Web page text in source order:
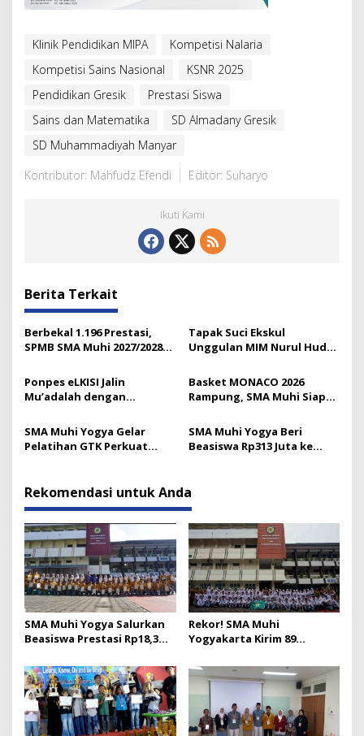
Klinik Pendidikan MIPA
Kompetisi Nalaria
Kompetisi Sains Nasional
KSNR 2025
Pendidikan Gresik
Prestasi Siswa
Sains dan Matematika
SD Almadany Gresik
SD Muhammadiyah Manyar
Kontributor: Mahfudz Efendi
Editor: Suharyo
Ikuti Kami
Berita Terkait
Berbekal 1.196 Prestasi,
SPMB SMA Muhi 2027/2028
Tapak Suci Ekskul
Unggulan MIM Nurul Huda
Ponpes eLKISI Jalin
Mu’adalah dengan
Basket MONACO 2026
Rampung, SMA Muhi Siap
SMA Muhi Yogya Gelar
Pelatihan GTK Perkuat
SMA Muhi Yogya Beri
Beasiswa Rp313 Juta ke
Rekomendasi untuk Anda
SMA Muhi Yogya Salurkan
Beasiswa Prestasi Rp18,3
Rekor! SMA Muhi
Yogyakarta Kirim 89
2026